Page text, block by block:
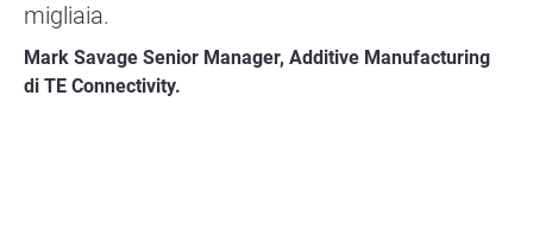
migliaia.
Mark Savage Senior Manager, Additive Manufacturing
di TE Connectivity.